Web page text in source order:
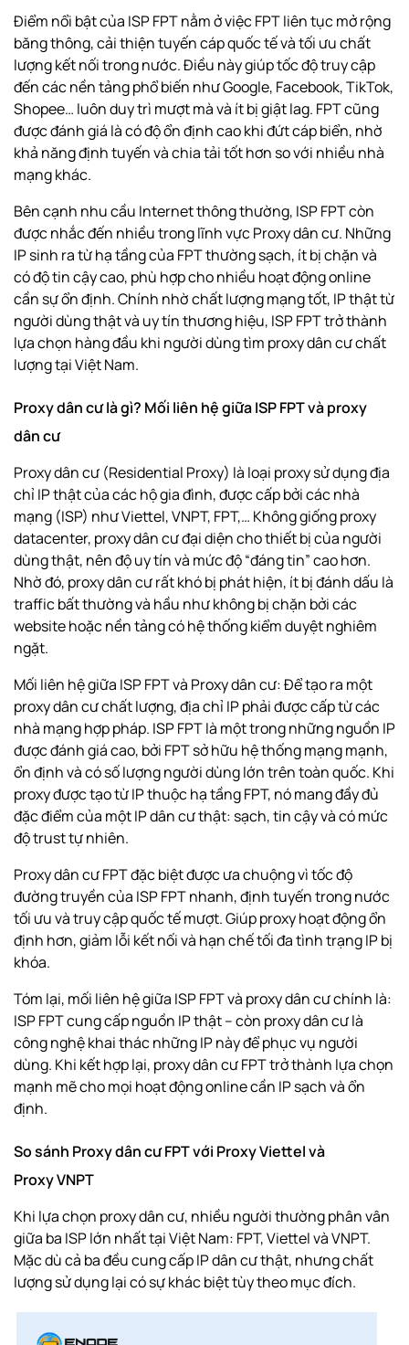
Điểm nổi bật của ISP FPT nằm ở việc FPT liên tục mở rộng
băng thông, cải thiện tuyến cáp quốc tế và tối ưu chất
lượng kết nối trong nước. Điều này giúp tốc độ truy cập
đến các nền tảng phổ biến nhưGoogle, Facebook, TikTok,
Shopee… luôn duy trì mượt mà và ít bị giật lag. FPT cũng
được đánh giá là có độ ổn định cao khi đứt cáp biển, nhờ
khả năng định tuyến và chia tải tốt hơn so với nhiều nhà
mạng khác.
Bên cạnh nhu cầu Internet thông thường, ISP FPT còn
được nhắc đến nhiều trong lĩnh vực Proxy dân cư. Những
IP sinh ra từ hạ tầng của FPT thường sạch, ít bị chặn và
có độ tin cậy cao, phù hợp cho nhiều hoạt động online
cần sự ổn định. Chính nhờ chất lượng mạng tốt, IP thật từ
người dùng thật và uy tín thương hiệu, ISP FPT trở thành
lựa chọn hàng đầu khi người dùng tìm proxy dân cư chất
lượng tại Việt Nam.
Proxy dân cư là gì? Mối liên hệ giữa ISP FPT và proxy
dân cư
Proxy dân cư (Residential Proxy) là loại proxy sử dụng địa
chỉ IP thật của các hộ gia đình, được cấp bởi các nhà
mạng (ISP) như Viettel, VNPT, FPT,… Không giống proxy
datacenter, proxy dân cư đại diện cho thiết bị của người
dùng thật, nên độ uy tín và mức độ “đáng tin” cao hơn.
Nhờ đó, proxy dân cư rất khó bị phát hiện, ít bị đánh dấu là
traffic bất thường và hầu như không bị chặn bởi các
website hoặc nền tảng có hệ thống kiểm duyệt nghiêm
ngặt.
Mối liên hệ giữa ISP FPT và Proxy dân cư: Để tạo ra một
proxy dân cư chất lượng, địa chỉ IP phải được cấp từ các
nhà mạng hợp pháp. ISP FPT là một trong những nguồn IP
được đánh giá cao, bởi FPT sở hữu hệ thống mạng mạnh,
ổn định và có số lượng người dùng lớn trên toàn quốc. Khi
proxy được tạo từ IP thuộc hạ tầng FPT, nó mang đầy đủ
đặc điểm của một IP dân cư thật: sạch, tin cậy và có mức
độ trust tự nhiên.
Proxy dân cư FPT đặc biệt được ưa chuộng vì tốc độ
đường truyền của ISP FPT nhanh, định tuyến trong nước
tối ưu và truy cập quốc tế mượt. Giúp proxy hoạt động ổn
định hơn, giảm lỗi kết nối và hạn chế tối đa tình trạng IP bị
khóa.
Tóm lại, mối liên hệ giữa ISP FPT và proxy dân cư chính là:
ISP FPT cung cấp nguồn IP thật – còn proxy dân cư là
công nghệ khai thác những IP này để phục vụ người
dùng. Khi kết hợp lại, proxy dân cư FPT trở thành lựa chọn
mạnh mẽ cho mọi hoạt động online cần IP sạch và ổn
định.
So sánh Proxy dân cư FPT với Proxy Viettel và
Proxy VNPT
Khi lựa chọn proxy dân cư, nhiều người thường phân vân
giữa ba ISP lớn nhất tại Việt Nam: FPT, Viettel và VNPT.
Mặc dù cả ba đều cung cấp IP dân cư thật, nhưng chất
lượng sử dụng lại có sự khác biệt tùy theo mục đích.